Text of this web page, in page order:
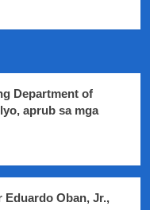
Department of
aprub sa mga
Oban, Jr.,